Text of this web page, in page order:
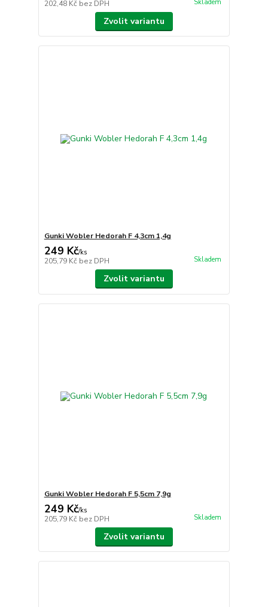
202,48 Kč bez DPH Skladem
Zvolit variantu
Gunki Wobler Hedorah F 4,3cm 1,4g
249 Kč/ks
205,79 Kč bez DPH Skladem
Zvolit variantu
Gunki Wobler Hedorah F 5,5cm 7,9g
249 Kč/ks
205,79 Kč bez DPH Skladem
Zvolit variantu